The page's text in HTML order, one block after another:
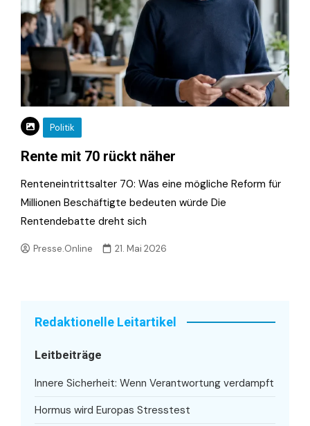
Politik
Rente mit 70 rückt näher
Renteneintrittsalter 70: Was eine mögliche Reform für
Millionen Beschäftigte bedeuten würde Die
Rentendebatte dreht sich
Presse.Online 21. Mai 2026
Redaktionelle Leitartikel
Leitbeiträge
Innere Sicherheit: Wenn Verantwortung verdampft
Hormus wird Europas Stresstest